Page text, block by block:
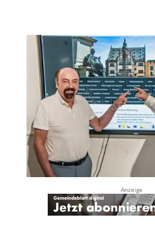
Anzeige